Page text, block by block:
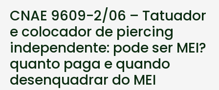
CNAE 9609-2/06 – Tatuador
e colocador de piercing
independente: pode ser MEI?
quanto paga e quando
desenquadrar do MEI